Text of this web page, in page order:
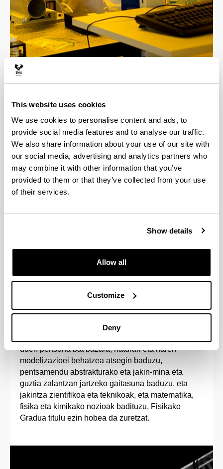
This website uses cookies
We use cookies to personalise content and ads, to
provide social media features and to analyse our traffic.
We also share information about your use of our site with
our social media, advertising and analytics partners who
may combine it with other information that you’ve
provided to them or that they’ve collected from your use
of their services.
Show details
Allow all
Customize
Deny
Profesorado altamente cualificado, todos los
docentes cuentan con el título de doctor.
El grado involucra a 4 departamentos de
reconocido prestigio internacional en
investigación, esto facilita la realización de
estudios de postgrado con el apoyo de grupos de
investigación de alto nivel.
Estudiando un 5º curso adicional podrás
Sarrera-profila
duen pertsona bat bazara, naturari eta haren
modelizazioei behatzea atsegin baduzu,
pentsamendu abstrakturako eta jakin-mina eta
guztia zalantzan jartzeko gaitasuna baduzu, eta
jakintza zientifikoa eta teknikoak, eta matematika,
fisika eta kimikako nozioak badituzu, Fisikako
Gradua titulu ezin hobea da zuretzat.